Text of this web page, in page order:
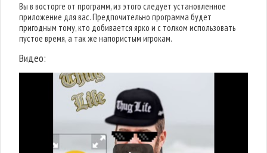
Вы в восторге от программ, из этого следует установленное
приложение для вас. Предпочительно программа будет
пригодным тому, кто добивается ярко и с толком использовать
пустое время, а так же напористым игрокам.
Видео: